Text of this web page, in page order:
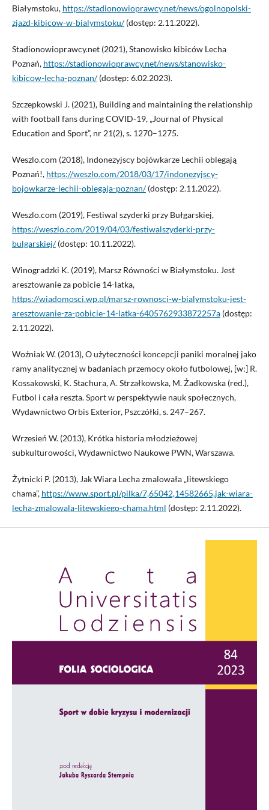
Białymstoku, https://stadionowioprawcy.net/news/ogolnopolski-
zjazd-kibicow-w-bialymstoku/(dostęp: 2.11.2022).
Stadionowioprawcy.net (2021), Stanowisko kibiców Lecha
Poznań, https://stadionowioprawcy.net/news/stanowisko-
kibicow-lecha-poznan/(dostęp: 6.02.2023).
Szczepkowski J. (2021), Building and maintaining the relationship
with football fans during COVID-19, „Journal of Physical
Education and Sport”, nr 21(2), s. 1270–1275.
Weszlo.com (2018), Indonezyjscy bojówkarze Lechii oblegają
Poznań!, https://weszlo.com/2018/03/17/indonezyjscy-
bojowkarze-lechii-oblegaja-poznan/(dostęp: 2.11.2022).
Weszlo.com (2019), Festiwal szyderki przy Bułgarskiej,
https://weszlo.com/2019/04/03/festiwalszyderki-przy-
bulgarskiej/(dostęp: 10.11.2022).
Winogradzki K. (2019), Marsz Równości w Białymstoku. Jest
aresztowanie za pobicie 14-latka,
https://wiadomosci.wp.pl/marsz-rownosci-w-bialymstoku-jest-
aresztowanie-za-pobicie-14-latka-6405762933872257a(dostęp:
2.11.2022).
Woźniak W. (2013), O użyteczności koncepcji paniki moralnej jako
ramy analitycznej w badaniach przemocy około futbolowej, [w:] R.
Kossakowski, K. Stachura, A. Strzałkowska, M. Żadkowska (red.),
Futbol i cała reszta. Sport w perspektywie nauk społecznych,
Wydawnictwo Orbis Exterior, Pszczółki, s. 247–267.
Wrzesień W. (2013), Krótka historia młodzieżowej
subkulturowości, Wydawnictwo Naukowe PWN, Warszawa.
Żytnicki P. (2013), Jak Wiara Lecha zmalowała „litewskiego
chama”, https://www.sport.pl/pilka/7,65042,14582665,jak-wiara-
lecha-zmalowala-litewskiego-chama.html (dostęp: 2.11.2022).